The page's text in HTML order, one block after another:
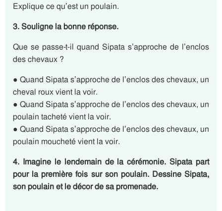
Explique ce qu’est un poulain.
3. Souligne la bonne réponse.
Que se passe-t-il quand Sipata s’approche de l’enclos
des chevaux ?
● Quand Sipata s’approche de l’enclos des chevaux, un
cheval roux vient la voir.
● Quand Sipata s’approche de l’enclos des chevaux, un
poulain tacheté vient la voir.
● Quand Sipata s’approche de l’enclos des chevaux, un
poulain moucheté vient la voir.
4. Imagine le lendemain de la cérémonie. Sipata part
pour la première fois sur son poulain. Dessine Sipata,
son poulain et le décor de sa promenade.